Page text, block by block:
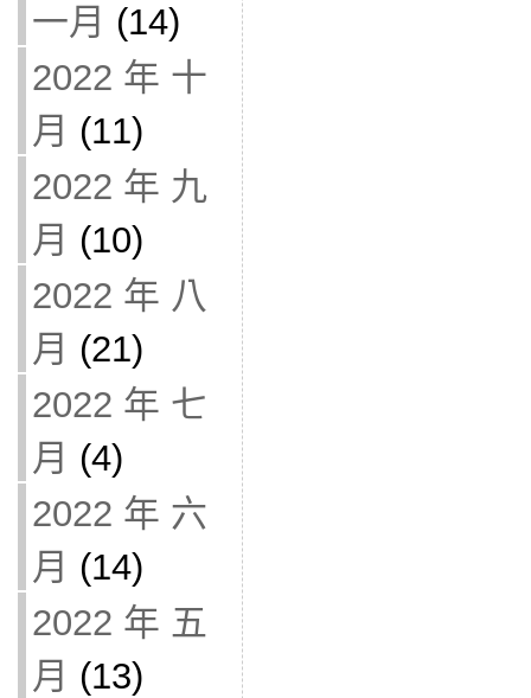
一月 (14)
2022 年 十
月 (11)
2022 年 九
月 (10)
2022 年 八
月 (21)
2022 年 七
月 (4)
2022 年 六
月 (14)
2022 年 五
月 (13)